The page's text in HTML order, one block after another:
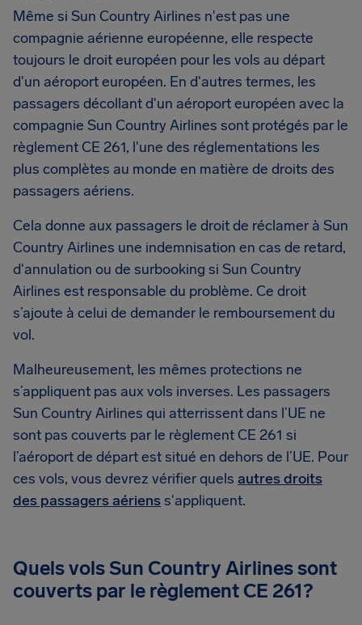
Même si Sun Country Airlines n'est pas une
compagnie aérienne européenne, elle respecte
toujours le droit européen pour les vols au départ
d'un aéroport européen. En d'autres termes, les
passagers décollant d'un aéroport européen avec la
compagnie Sun Country Airlines sont protégés par le
règlement CE 261, l'une des réglementations les
plus complètes au monde en matière de droits des
passagers aériens.
Cela donne aux passagers le droit de réclamer à Sun
Country Airlines une indemnisation en cas de retard,
d'annulation ou de surbooking si Sun Country
Airlines est responsable du problème. Ce droit
s’ajoute à celui de demander le remboursement du
vol.
Malheureusement, les mêmes protections ne
s’appliquent pas aux vols inverses. Les passagers
Sun Country Airlines qui atterrissent dans l’UE ne
sont pas couverts par le règlement CE 261 si
l’aéroport de départ est situé en dehors de l’UE. Pour
ces vols, vous devrez vérifier quels autres droits
des passagers aérienss'appliquent.
Quels vols Sun Country Airlines sont
couverts par le règlement CE 261?